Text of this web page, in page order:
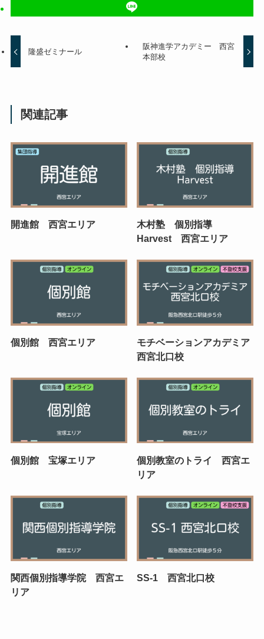
隆盛ゼミナール
阪神進学アカデミー 西宮
本部校
関連記事
開進館 西宮エリア
木村塾 個別指導
Harvest 西宮エリア
個別館 西宮エリア
モチベーションアカデミア
西宮北口校
個別館 宝塚エリア
個別教室のトライ 西宮エ
リア
関西個別指導学院 西宮エ
リア
SS-1 西宮北口校